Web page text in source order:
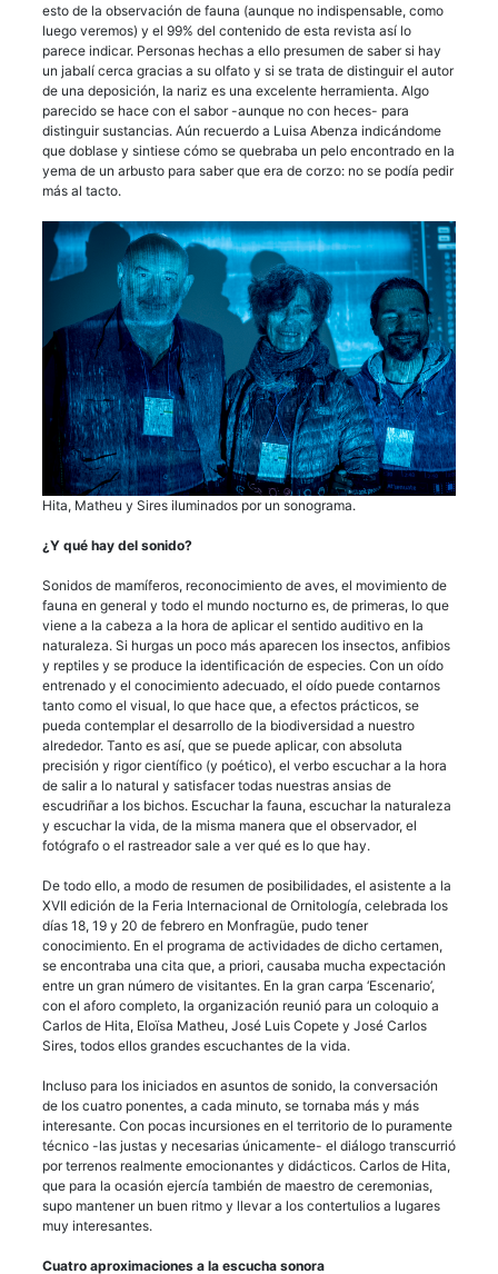
esto de la observación de fauna (aunque no indispensable, como
luego veremos) y el 99% del contenido de esta revista así lo
parece indicar. Personas hechas a ello presumen de saber si hay
un jabalí cerca gracias a su olfato y si se trata de distinguir el autor
de una deposición, la nariz es una excelente herramienta. Algo
parecido se hace con el sabor -aunque no con heces- para
distinguir sustancias. Aún recuerdo a Luisa Abenza indicándome
que doblase y sintiese cómo se quebraba un pelo encontrado en la
yema de un arbusto para saber que era de corzo: no se podía pedir
más al tacto.
Hita, Matheu y Sires iluminados por un sonograma.
¿Y qué hay del sonido?
Sonidos de mamíferos, reconocimiento de aves, el movimiento de
fauna en general y todo el mundo nocturno es, de primeras, lo que
viene a la cabeza a la hora de aplicar el sentido auditivo en la
naturaleza. Si hurgas un poco más aparecen los insectos, anfibios
y reptiles y se produce la identificación de especies. Con un oído
entrenado y el conocimiento adecuado, el oído puede contarnos
tanto como el visual, lo que hace que, a efectos prácticos, se
pueda contemplar el desarrollo de la biodiversidad a nuestro
alrededor. Tanto es así, que se puede aplicar, con absoluta
precisión y rigor científico (y poético), el verbo escuchar a la hora
de salir a lo natural y satisfacer todas nuestras ansias de
escudriñar a los bichos. Escuchar la fauna, escuchar la naturaleza
y escuchar la vida, de la misma manera que el observador, el
fotógrafo o el rastreador sale a ver qué es lo que hay.
De todo ello, a modo de resumen de posibilidades, el asistente a la
XVII edición de la Feria Internacional de Ornitología, celebrada los
días 18, 19 y 20 de febrero en Monfragüe, pudo tener
conocimiento. En el programa de actividades de dicho certamen,
se encontraba una cita que, a priori, causaba mucha expectación
entre un gran número de visitantes. En la gran carpa ‘Escenario’,
con el aforo completo, la organización reunió para un coloquio a
Carlos de Hita, Eloïsa Matheu, José Luis Copete y José Carlos
Sires, todos ellos grandes escuchantes de la vida.
Incluso para los iniciados en asuntos de sonido, la conversación
de los cuatro ponentes, a cada minuto, se tornaba más y más
interesante. Con pocas incursiones en el territorio de lo puramente
técnico -las justas y necesarias únicamente- el diálogo transcurrió
por terrenos realmente emocionantes y didácticos. Carlos de Hita,
que para la ocasión ejercía también de maestro de ceremonias,
supo mantener un buen ritmo y llevar a los contertulios a lugares
muy interesantes.
Cuatro aproximaciones a la escucha sonora